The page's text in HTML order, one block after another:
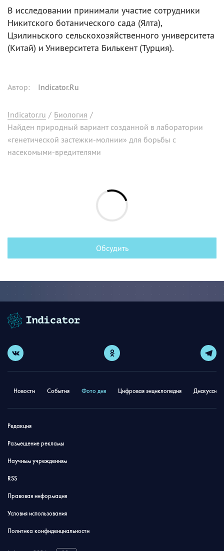
В исследовании принимали участие сотрудники
Никитского ботанического сада (Ялта),
Цзилиньского сельскохозяйственного университета
(Китай) и Университета Билькент (Турция).
Автор: Indicator.Ru
Indicator.ru / Биология /
Найден природный вариант созданной в лаборатории
«генетической застежки-молнии» для борьбы с
насекомыми-вредителями
Обсудить
Новости События Фото дня Цифровая энциклопедия
Редакция
Размещение рекламы
Научным учреждениям
RSS
Правовая информация
Условия использования
Политика конфиденциальности